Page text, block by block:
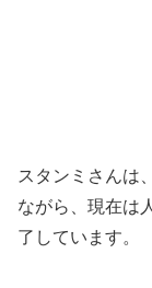
スタンミさんは
ながら、現在は
了しています。